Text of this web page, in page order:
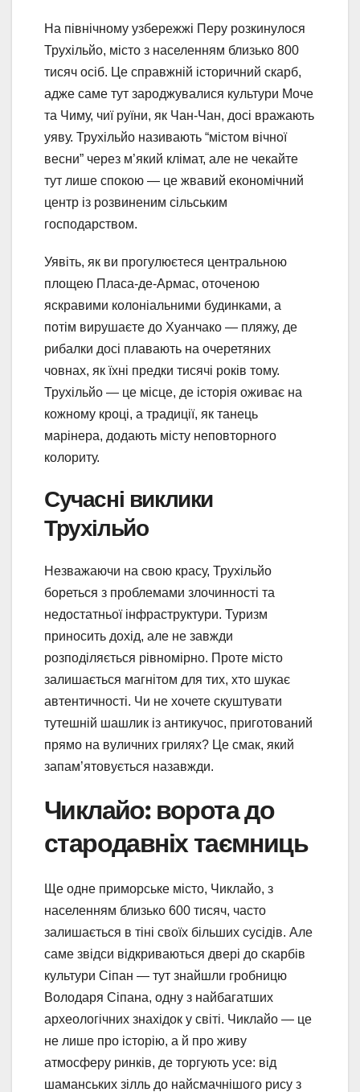
На північному узбережжі Перу розкинулося
Трухільйо, місто з населенням близько 800
тисяч осіб. Це справжній історичний скарб,
адже саме тут зароджувалися культури Моче
та Чиму, чиї руїни, як Чан-Чан, досі вражають
уяву. Трухільйо називають “містом вічної
весни” через м’який клімат, але не чекайте
тут лише спокою — це жвавий економічний
центр із розвиненим сільським
господарством.
Уявіть, як ви прогулюєтеся центральною
площею Пласа-де-Армас, оточеною
яскравими колоніальними будинками, а
потім вирушаєте до Хуанчако — пляжу, де
рибалки досі плавають на очеретяних
човнах, як їхні предки тисячі років тому.
Трухільйо — це місце, де історія оживає на
кожному кроці, а традиції, як танець
марінера, додають місту неповторного
колориту.
Сучасні виклики
Трухільйо
Незважаючи на свою красу, Трухільйо
бореться з проблемами злочинності та
недостатньої інфраструктури. Туризм
приносить дохід, але не завжди
розподіляється рівномірно. Проте місто
залишається магнітом для тих, хто шукає
автентичності. Чи не хочете скуштувати
тутешній шашлик із антикучос, приготований
прямо на вуличних грилях? Це смак, який
запам’ятовується назавжди.
Чиклайо: ворота до
стародавніх таємниць
Ще одне приморське місто, Чиклайо, з
населенням близько 600 тисяч, часто
залишається в тіні своїх більших сусідів. Але
саме звідси відкриваються двері до скарбів
культури Сіпан — тут знайшли гробницю
Володаря Сіпана, одну з найбагатших
археологічних знахідок у світі. Чиклайо — це
не лише про історію, а й про живу
атмосферу ринків, де торгують усе: від
шаманських зілль до найсмачнішого рису з